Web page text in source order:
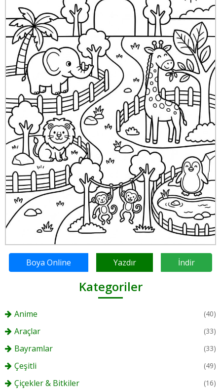
Boya Online Yazdır İndir
Kategoriler
Anime (40)
Araçlar (33)
Bayramlar (33)
Çeşitli (49)
Çiçekler & Bitkiler (16)